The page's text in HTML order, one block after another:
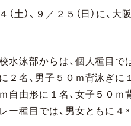
（土）、９／２５（日）に
水泳部からは、個人種目で
２名、男子５０ｍ背泳ぎに
自由形に１名、女子５０
ー種目では、男女ともに